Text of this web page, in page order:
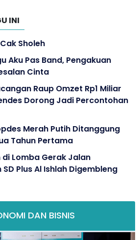
INI
Sholeh
Aku Pas Band, Pengakuan
Cinta
Raup Omzet Rp1 Miliar
Dorong Jadi Percontohan
Merah Putih Ditanggung
Tahun Pertama
Lomba Gerak Jalan
Plus Al Ishlah Digembleng
DAN BISNIS